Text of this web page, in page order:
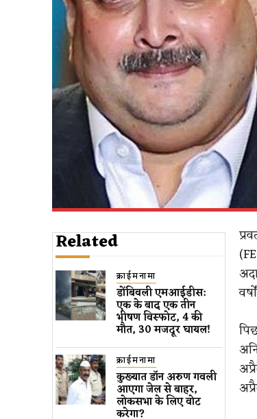
Related
क्राईमनामा
डोंबिवली एमआईडीस:
एक के बाद एक तीन
भीषण विस्फोट, 4 की
मौत, 30 मजदूर घायल!
क्राईमनामा
कुख्यात डॉन अरुण गवली ​
आएगा जेल से बाहर​,
लोकसभा के लिए वोट
करेगा?